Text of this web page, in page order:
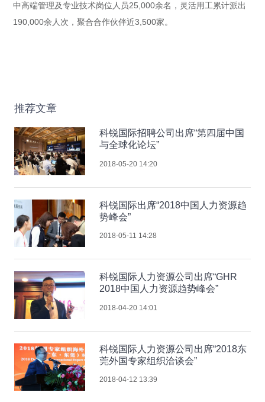
中高端管理及专业技术岗位人员25,000余名，灵活用工累计派出
190,000余人次，聚合合作伙伴近3,500家。
推荐文章
科锐国际招聘公司出席“第四届中国
与全球化论坛”
2018-05-20 14:20
科锐国际出席“2018中国人力资源趋
势峰会”
2018-05-11 14:28
科锐国际人力资源公司出席“GHR
2018中国人力资源趋势峰会”
2018-04-20 14:01
科锐国际人力资源公司出席“2018东
莞外国专家组织洽谈会”
2018-04-12 13:39